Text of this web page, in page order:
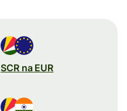
SCR na EUR